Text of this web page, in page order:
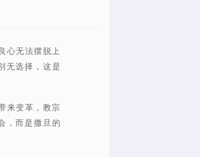
心无法摆脱上
无选择，这是
来变革，教宗
，而是撒旦的